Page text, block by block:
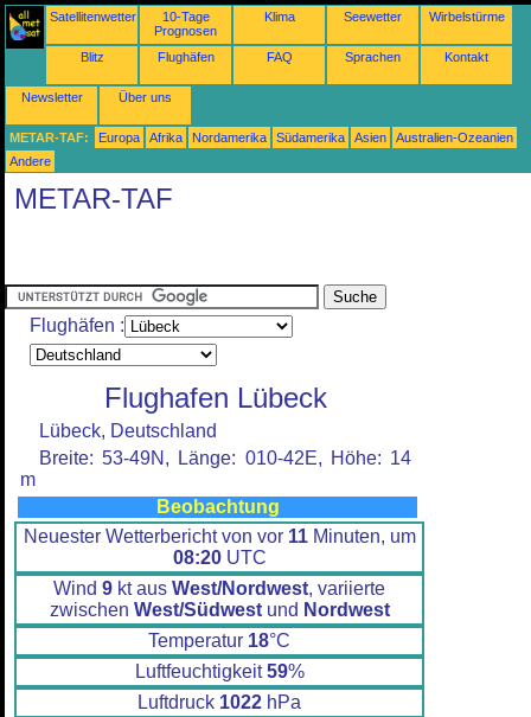
Satellitenwetter
10-Tage
Prognosen
Klima Seewetter Wirbelstürme
Blitz Flughäfen FAQ Sprachen Kontakt
Newsletter Über uns
METAR-TAF: Europa Afrika Nordamerika Südamerika Asien
Australien-Ozeanien
Andere
METAR-TAF
Flughäfen :
Flughafen Lübeck
Lübeck, Deutschland
Breite: 53-49N, Länge: 010-42E, Höhe: 14
m
Beobachtung
Neuester Wetterbericht von vor 11Minuten, um
08:20UTC
Wind 9 kt aus West/Nordwest, variierte
zwischen West/Südwestund Nordwest
Temperatur 18°C
Luftfeuchtigkeit59%
Luftdruck 1022 hPa